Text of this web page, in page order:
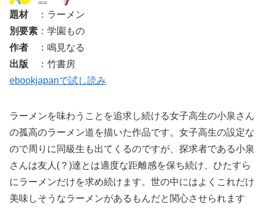
題材
：ラーメン
別要素 ：学園もの
作者
：鳴見なる
出版
：竹書房
ebookjapanで試し読み
ラーメンを味わうことを追求し続ける女子高生の小泉さん
の孤高のラーメン道を描いた作品です。女子高生の設定な
ので周りに同級生も出てくるのですが、探求者である小泉
さんは友人(？)達とは適度な距離感を保ち続け、ひたすら
にラーメンだけを求め続けます。世の中にはよくこれだけ
美味しそうなラーメンがあるもんだと関心させられます